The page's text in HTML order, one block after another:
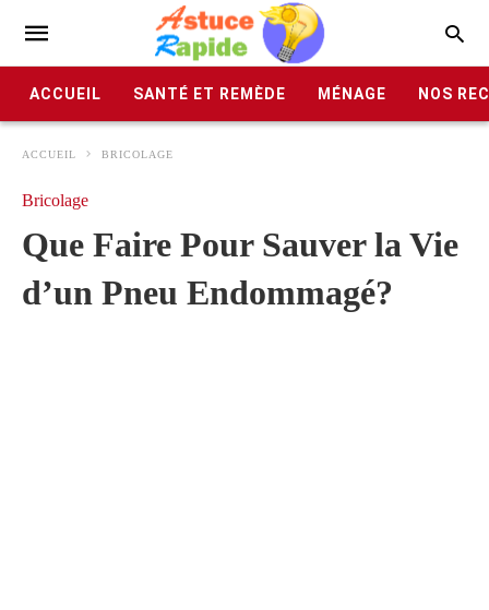
ACCUEIL SANTÉ ET REMÈDE MÉNAGE NOS
ACCUEIL BRICOLAGE
Bricolage
Que Faire Pour Sauver la Vie
d’un Pneu Endommagé?